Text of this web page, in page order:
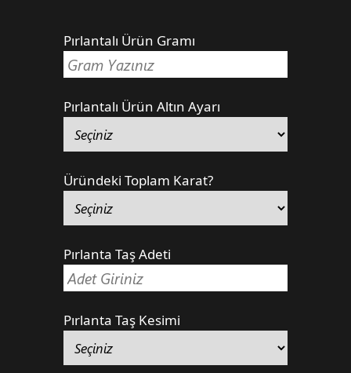
Pırlantalı Ürün Gramı
Pırlantalı Ürün Altın Ayarı
Üründeki Toplam Karat?
Pırlanta Taş Adeti
Pırlanta Taş Kesimi